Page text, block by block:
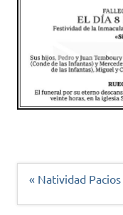
Navegación
« Natividad